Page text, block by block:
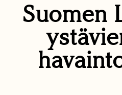
Suomen